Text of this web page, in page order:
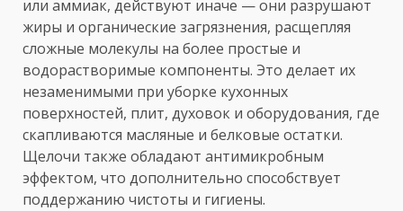
или аммиак, действуют иначе — они разрушают
жиры и органические загрязнения, расщепляя
сложные молекулы на более простые и
водорастворимые компоненты. Это делает их
незаменимыми при уборке кухонных
поверхностей, плит, духовок и оборудования, где
скапливаются масляные и белковые остатки.
Щелочи также обладают антимикробным
эффектом, что дополнительно способствует
поддержанию чистоты и гигиены.